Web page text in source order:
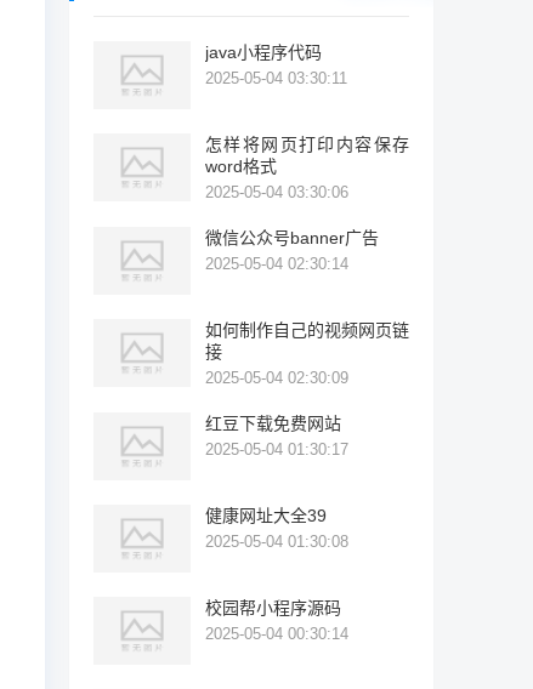
java小程序代码
2025-05-04 03:30:11
怎样将网页打印内容保存
word格式
2025-05-04 03:30:06
微信公众号banner广告
2025-05-04 02:30:14
如何制作自己的视频网页链
接
2025-05-04 02:30:09
红豆下载免费网站
2025-05-04 01:30:17
健康网址大全39
2025-05-04 01:30:08
校园帮小程序源码
2025-05-04 00:30:14